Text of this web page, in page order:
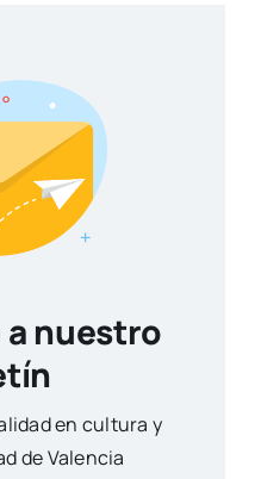
nuestro
en cul­tu­ra y
de Valen­cia